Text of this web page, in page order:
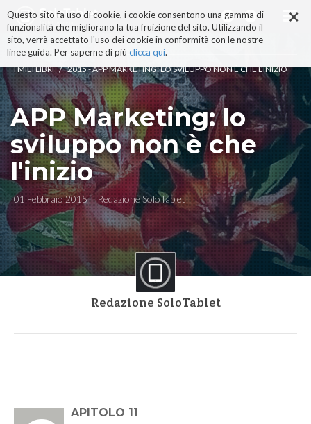
×
Questo sito fa uso di cookie, i cookie consentono una gamma di
funzionalità che migliorano la tua fruizione del sito. Utilizzando il
sito, verrà accettato l'uso dei cookie in conformità con le nostre
linee guida. Per saperne di più clicca qui.
ai
contenuti.
|
alla
navigazione
I MIEI LIBRI / 2015 - APP MARKETING: LO SVILUPPO NON È CHE L'INIZIO
APP Marketing: lo
sviluppo non è che
l'inizio
01 Febbraio 2015 Redazione SoloTablet
Redazione SoloTablet
CAPITOLO 11